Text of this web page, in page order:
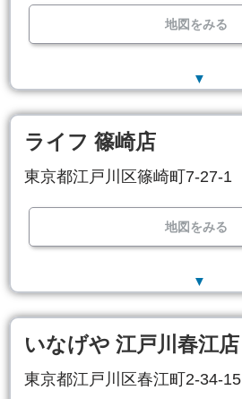
地図をみる
▼
ライフ 篠崎店
東京都江戸川区篠崎町7-27-1
地図をみる
▼
いなげや 江戸川春江店
東京都江戸川区春江町2-34-15